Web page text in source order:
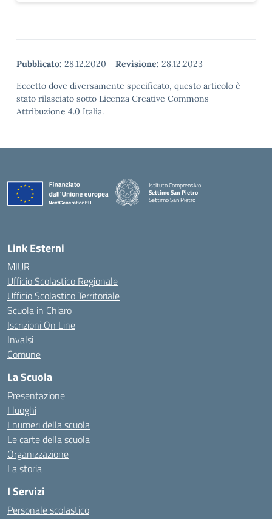
Pubblicato: 28.12.2020 - Revisione: 28.12.2023
Eccetto dove diversamente specificato, questo articolo è
stato rilasciato sotto Licenza Creative Commons
Attribuzione 4.0 Italia.
Istituto Comprensivo
Settimo San Pietro
Settimo San Pietro
Link Esterni
MIUR
Ufficio Scolastico Regionale
Ufficio Scolastico Territoriale
Scuola in Chiaro
Iscrizioni On Line
Invalsi
Comune
La Scuola
Presentazione
I luoghi
I numeri della scuola
Le carte della scuola
Organizzazione
La storia
I Servizi
Personale scolastico